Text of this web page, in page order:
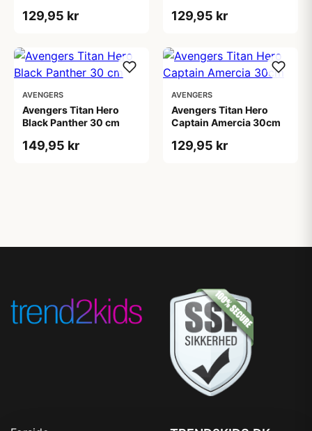
129,95 kr 129,95 kr
AVENGERS
Avengers Titan Hero
Black Panther 30 cm
149,95 kr
AVENGERS
Avengers Titan Hero
Captain Amercia 30cm
129,95 kr